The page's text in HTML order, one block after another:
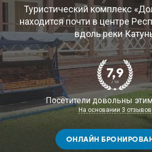
Туристический комплекс
находится почти в центре
вдоль реки
7,9
/ 10
Посетители довольны
На основании 3 отзывов
ОНЛАЙН